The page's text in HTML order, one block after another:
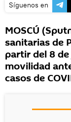
Síguenos en
MOSCÚ
sanitarias de
partir del 8
movilidad
casos de